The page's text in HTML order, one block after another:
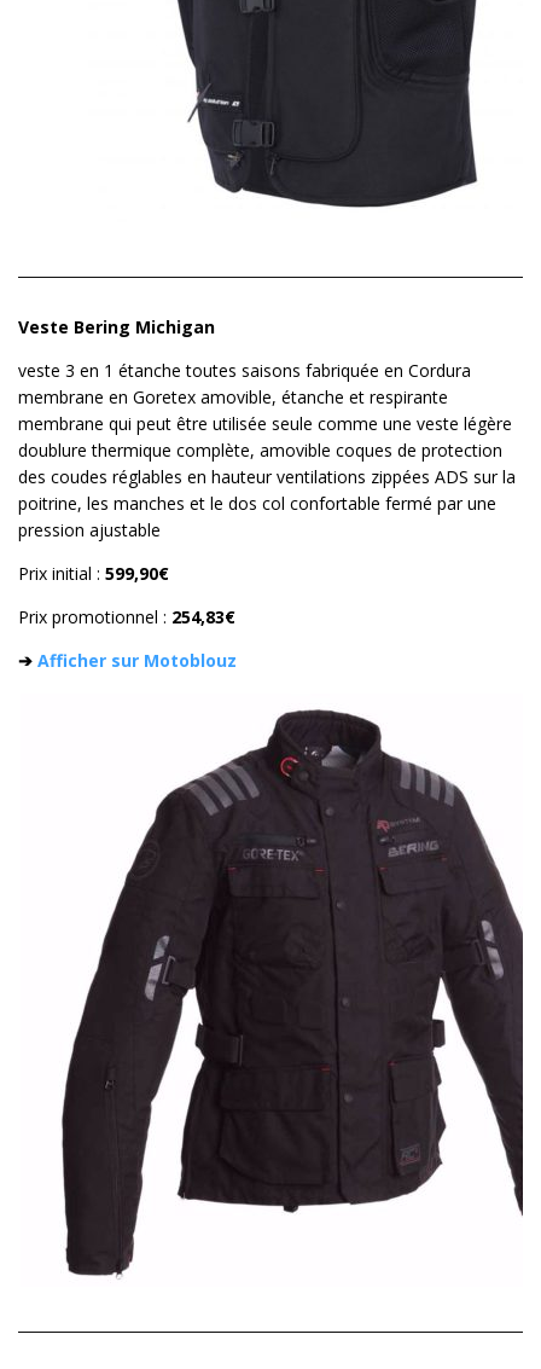
Veste Bering Michigan
veste 3 en 1 étanche toutes saisons fabriquée en Cordura
membrane en Goretex amovible, étanche et respirante
membrane qui peut être utilisée seule comme une veste légère
doublure thermique complète, amovible coques de protection
des coudes réglables en hauteur ventilations zippées ADS sur la
poitrine, les manches et le dos col confortable fermé par une
pression ajustable
Prix initial : 599,90€
Prix promotionnel : 254,83€
➔ Afficher sur Motoblouz